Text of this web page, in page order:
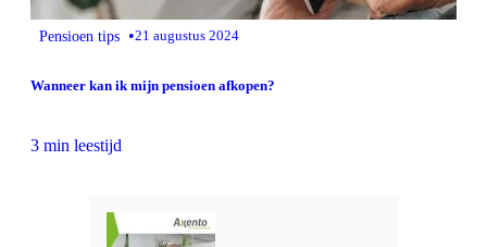
Pensioen tips •21 augustus 2024
Wanneer kan ik mijn pensioen afkopen?
3 min leestijd